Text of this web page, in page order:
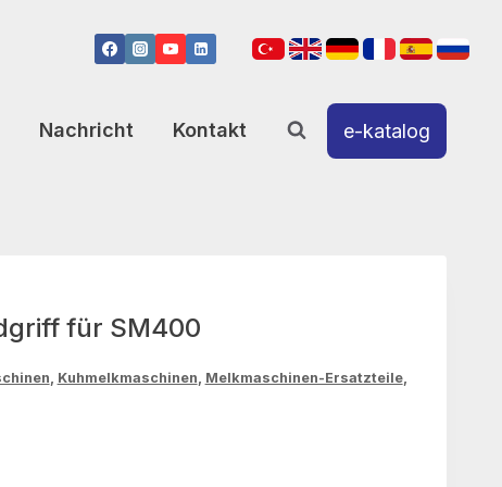
Nachricht Kontakt e-katalog
für SM400
, Kuhmelkmaschinen, Melkmaschinen-Ersatzteile,